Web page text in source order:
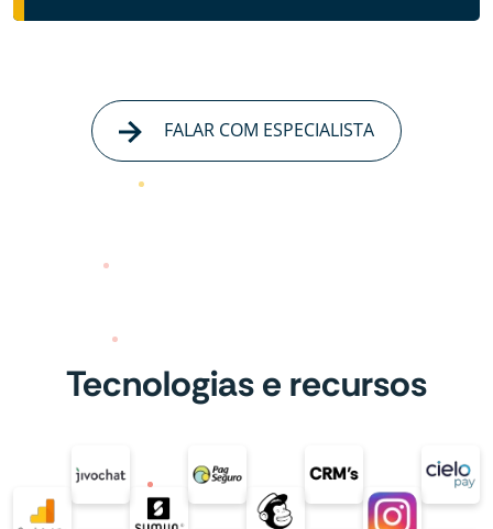
FALAR COM ESPECIALISTA
Tecnologias e recursos